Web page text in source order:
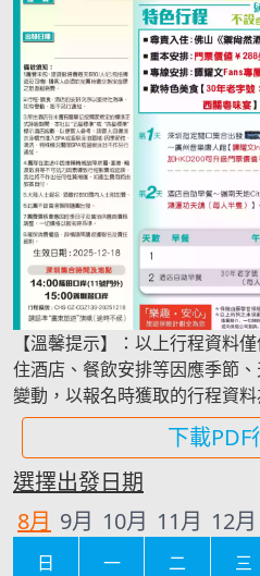
【溫馨提示】：以上行程資料
住酒店、餐飲安排等因應季節
變動，以報名時獲取的行程資料
下載PDF
選擇出發日期
8月 9月 10月 11月 12月
日 一 二 三